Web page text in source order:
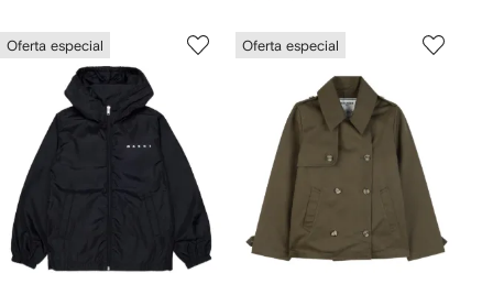
Oferta especial Oferta especial